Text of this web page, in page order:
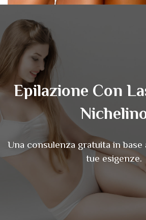
Epilazione Con
Una consulenza gratuita in base
tue esigenze.